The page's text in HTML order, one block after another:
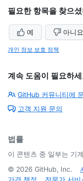
필요한 항목을 찾으
예 아니요
개인 정보 보호 정책
계속 도움이 필요하
GitHub 커뮤니티에
고객 지원 문의
법률
이 콘텐츠 중 일부는 기
© 2026 GitHub, Inc.
가격 책정
전문가 서비